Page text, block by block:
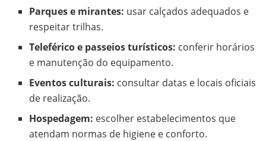
Parques e mirantes: usar calçados adequados e
respeitar trilhas.
Teleférico e passeios turísticos: conferir horários
e manutenção do equipamento.
Eventos culturais: consultar datas e locais oficiais
de realização.
Hospedagem: escolher estabelecimentos que
atendam normas de higiene e conforto.